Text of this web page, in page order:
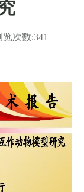
览次数:341